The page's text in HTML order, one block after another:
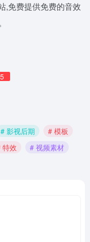
,免费提供免费的音效
5
# 影视后期
# 模板
特效
# 视频素材